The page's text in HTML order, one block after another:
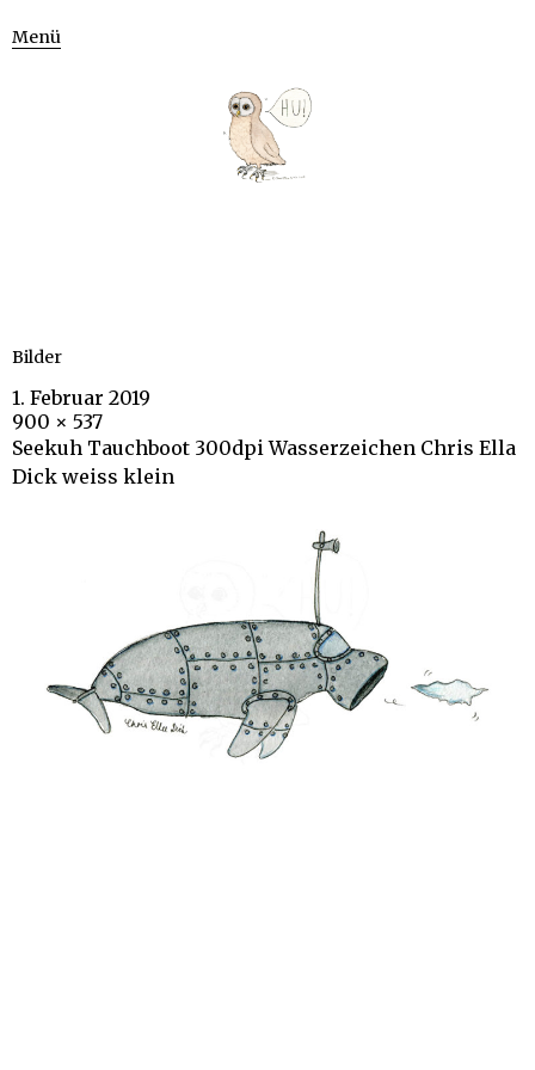
Menü
Bilder
1. Februar 2019
900 × 537
Seekuh Tauchboot 300dpi Wasserzeichen Chris Ella
Dick weiss klein